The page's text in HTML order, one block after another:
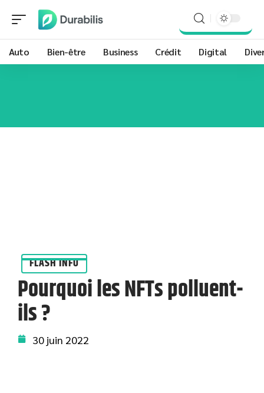
Auto Bien-être Business Crédit Digital
FLASH INFO
Pourquoi les NFTs polluent-
ils ?
30 juin 2022